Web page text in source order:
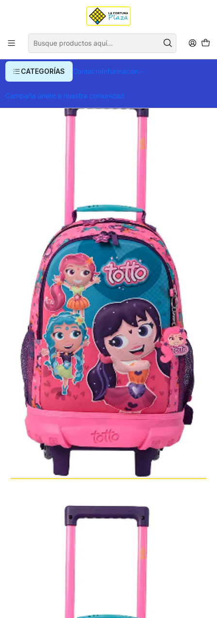
CATEGORÍAS ContactoInformación
Campaña únete a nuestra comunidad
Envío gratis para compras superiores a $ 400.000
Morrales y Portafolios Morrales
Morral De Ruedas Para Niña Con Bomper Stargirls